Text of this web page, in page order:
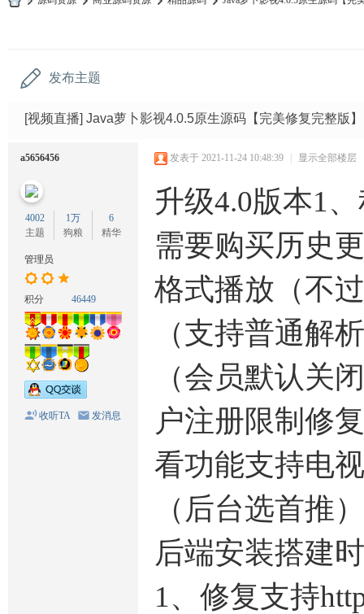
发布主题
[视频直播] Java萝卜影视4.0.5原生源码【完美修复完整版】
a5656456
4002
主题
1万
狗粮
6
精华
管理员
积分 46449
收听TA 发消息
发表于 2021-11-24 10:48:39 | 显示全部楼层
升级4.0版本1
需要购买历史
格式播放（不
（支持普通解
（会员默认关
户注册限制修
看功能支持电
（后台选首推
后端安装搭建
1、修复支持